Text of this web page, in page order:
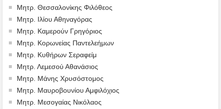
Μητρ. Θεσσαλονίκης Φιλόθεος
Μητρ. Ιλίου Αθηναγόρας
Μητρ. Καμερούν Γρηγόριος
Μητρ. Κορωνείας Παντελεήμων
Μητρ. Κυθήρων Σεραφείμ
Μητρ. Λεμεσού Αθανάσιος
Μητρ. Μάνης Χρυσόστομος
Μητρ. Μαυροβουνίου Αμφιλόχιος
Μητρ. Μεσογαίας Νικόλαος